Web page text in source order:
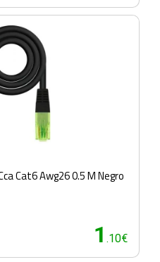
Cat6 Awg26 0.5 M Negro
1 .10€